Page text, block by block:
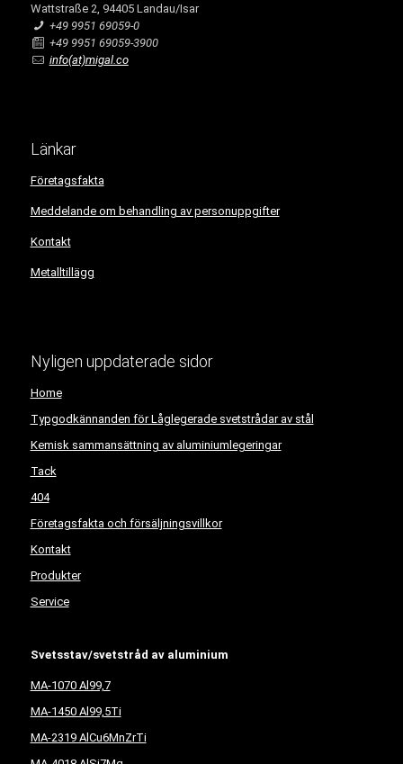
Wattstraße 2, 94405 Landau/Isar
+49 9951 69059-0
+49 9951 69059-3900
info(at)migal.co
Länkar
Företagsfakta
Meddelande om behandling av personuppgifter
Kontakt
Metalltillägg
Nyligen uppdaterade sidor
Home
Typgodkännanden för Låglegerade svetstrådar av stål
Kemisk sammansättning av aluminiumlegeringar
Tack
404
Företagsfakta och försäljningsvillkor
Kontakt
Produkter
Service
Svetsstav/svetstråd av aluminium
MA-1070 Al99,7
MA-1450 Al99,5Ti
MA-2319 AlCu6MnZrTi